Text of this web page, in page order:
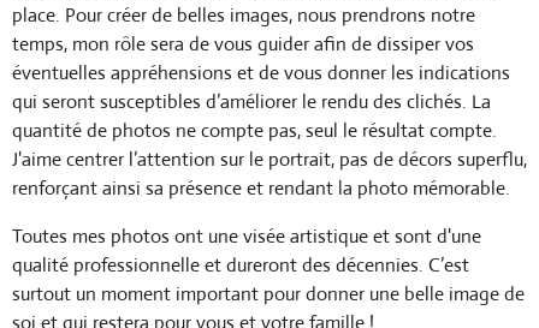
place. Pour créer de belles images, nous prendrons notre
temps, mon rôle sera de vous guider afin de dissiper vos
éventuelles appréhensions et de vous donner les indications
qui seront susceptibles d’améliorer le rendu des clichés. La
quantité de photos ne compte pas, seul le résultat compte.
J'aime centrer l’attention sur le portrait, pas de décors superflu,
renforçant ainsi sa présence et rendant la photo mémorable.
Toutes mes photos ont une visée artistique et sont d'une
qualité professionnelle et dureront des décennies. C’est
surtout un moment important pour donner une belle image de
soi et qui restera pour vous et votre famille !